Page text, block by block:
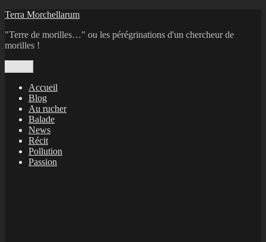
Aller
contenu
Terra Morchellarum
"Terre de morilles…" ou les pérégrinations d'un chercheur de
morilles !
Accueil
Blog
Au rucher
Balade
News
Récit
Pollution
Passion